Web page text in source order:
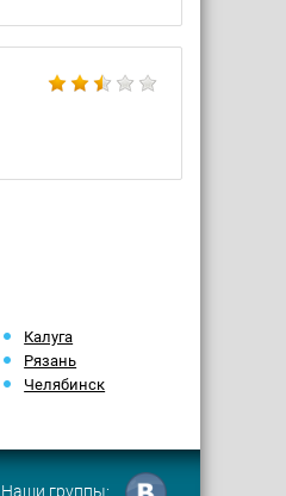
Калуга
Рязань
Челябинск
Наши группы: